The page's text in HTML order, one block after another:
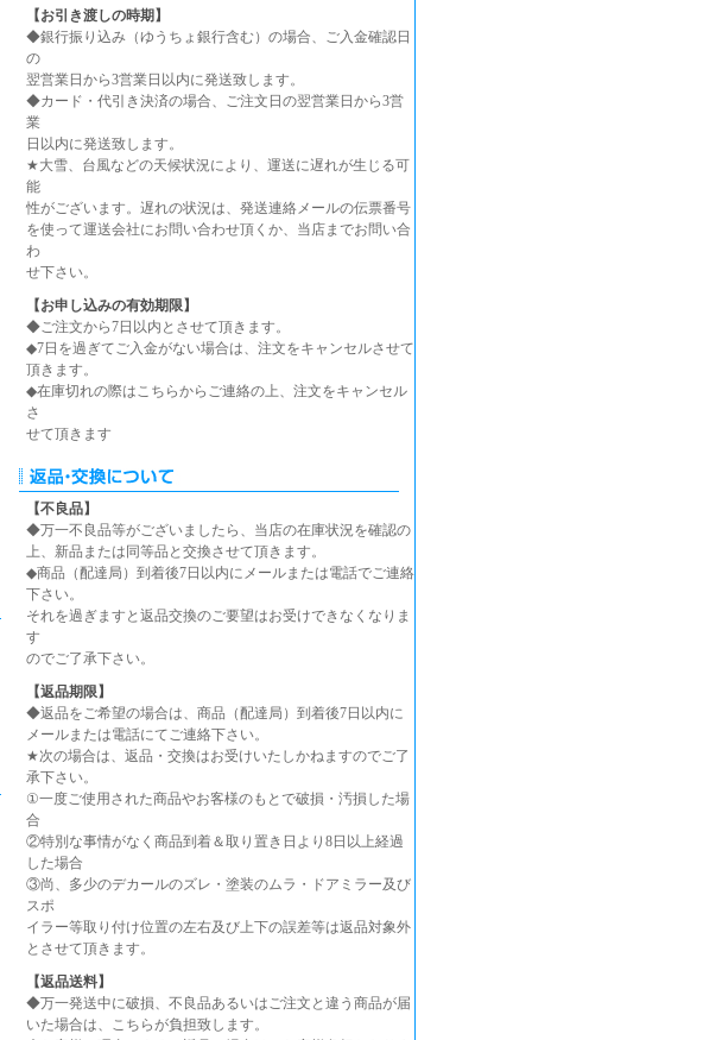
【お引き渡しの時期】
◆銀行振り込み（ゆうちょ銀行含む）の場合、ご入金確認日
の
翌営業日から3営業日以内に発送致します。
◆カード・代引き決済の場合、ご注文日の翌営業日から3営
業
日以内に発送致します。
★大雪、台風などの天候状況により、運送に遅れが生じる可
能
性がございます。遅れの状況は、発送連絡メールの伝票番号
を使って運送会社にお問い合わせ頂くか、当店までお問い合
わ
せ下さい。
【お申し込みの有効期限】
◆ご注文から7日以内とさせて頂きます。
◆7日を過ぎてご入金がない場合は、注文をキャンセルさせて
頂きます。
◆在庫切れの際はこちらからご連絡の上、注文をキャンセル
さ
せて頂きます
【不良品】
◆万一不良品等がございましたら、当店の在庫状況を確認の
上、新品または同等品と交換させて頂きます。
◆商品（配達局）到着後7日以内にメールまたは電話でご連絡
下さい。
それを過ぎますと返品交換のご要望はお受けできなくなりま
す
のでご了承下さい。
【返品期限】
◆返品をご希望の場合は、商品（配達局）到着後7日以内に
メールまたは電話にてご連絡下さい。
★次の場合は、返品・交換はお受けいたしかねますのでご了
承下さい。
①一度ご使用された商品やお客様のもとで破損・汚損した場
合
②特別な事情がなく商品到着＆取り置き日より8日以上経過
した場合
③尚、多少のデカールのズレ・塗装のムラ・ドアミラー及び
スポ
イラー等取り付け位置の左右及び上下の誤差等は返品対象外
とさせて頂きます。
【返品送料】
◆万一発送中に破損、不良品あるいはご注文と違う商品が届
いた場合は、こちらが負担致します。